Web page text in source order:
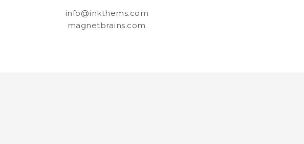
info@inkthems.com
magnetbrains.com